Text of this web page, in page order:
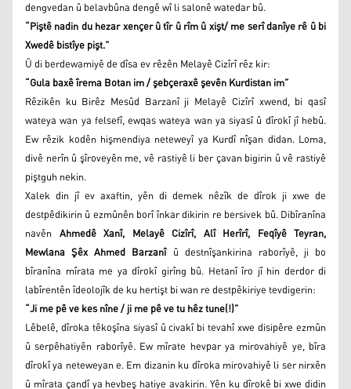
dengvedan û belavbûna dengê wî li salonê watedar bû.
“Piştê nadin du hezar xençer û tîr û rîm û xişt/ me serî danîye rê û bi
Xwedê bistîye pişt.”
Û di berdewamiyê de dîsa ev rêzên Melayê Cizîrî rêz kir:
“Gula baxê îrema Botan im / şebçeraxê şevên Kurdistan im”
Rêzikên ku Birêz Mesûd Barzanî ji Melayê Cizîrî xwend, bi qasî
wateya wan ya felsefî, ewqas wateya wan ya siyasî û dîrokî jî hebû.
Ew rêzik kodên hişmendiya neteweyî ya Kurdî nîşan didan. Loma,
divê nerîn û şîroveyên me, vê rastiyê li ber çavan bigirin û vê rastiyê
piştguh nekin.
Xalek din jî ev axaftin, yên di demek nêzîk de dîrok ji xwe de
destpêdikirin û ezmûnên borî înkar dikirin re bersivek bû. Dibîranîna
navên Ahmedê Xanî, Melayê Cizîrî, Alî Herîrî, Feqîyê Teyran,
Mewlana Şêx Ahmed Barzanîû destnîşankirina raborîyê, ji bo
bîranîna mîrata me ya dîrokî girîng bû. Hetanî îro jî hin derdor di
labîrentên îdeolojîk de ku hertişt bi wan re destpêkiriye tevdigerin:
“Ji me pê ve kes nîne / ji me pê ve tu hêz tune(!)”
Lêbelê, dîroka têkoşîna siyasî û civakî bi tevahî xwe disipêre ezmûn
û serpêhatiyên raborîyê. Ew mîrate hevpar ya mirovahiyê ye, bîra
dîrokî ya neteweyan e. Em dizanin ku dîroka mirovahiyê li ser nirxên
û mîrata çandî ya hevbeş hatiye avakirin. Yên ku dîrokê bi xwe didin